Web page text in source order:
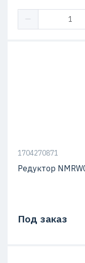
1704270871
Редуктор
Под заказ